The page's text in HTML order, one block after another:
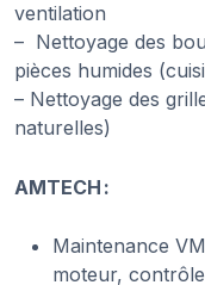
ventilation
– Nettoyage des
pièces humides
– Nettoyage des
naturelles)
AMTECH :
Maintenance
moteur,